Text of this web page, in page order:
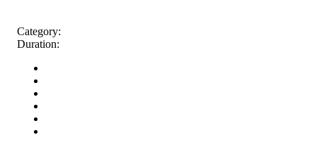
Category:
Duration: